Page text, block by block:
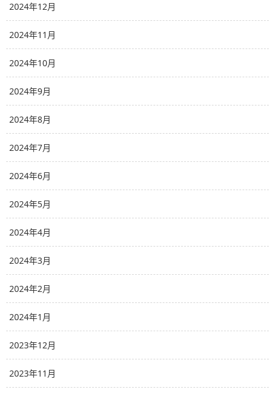
2024年12月
2024年11月
2024年10月
2024年9月
2024年8月
2024年7月
2024年6月
2024年5月
2024年4月
2024年3月
2024年2月
2024年1月
2023年12月
2023年11月